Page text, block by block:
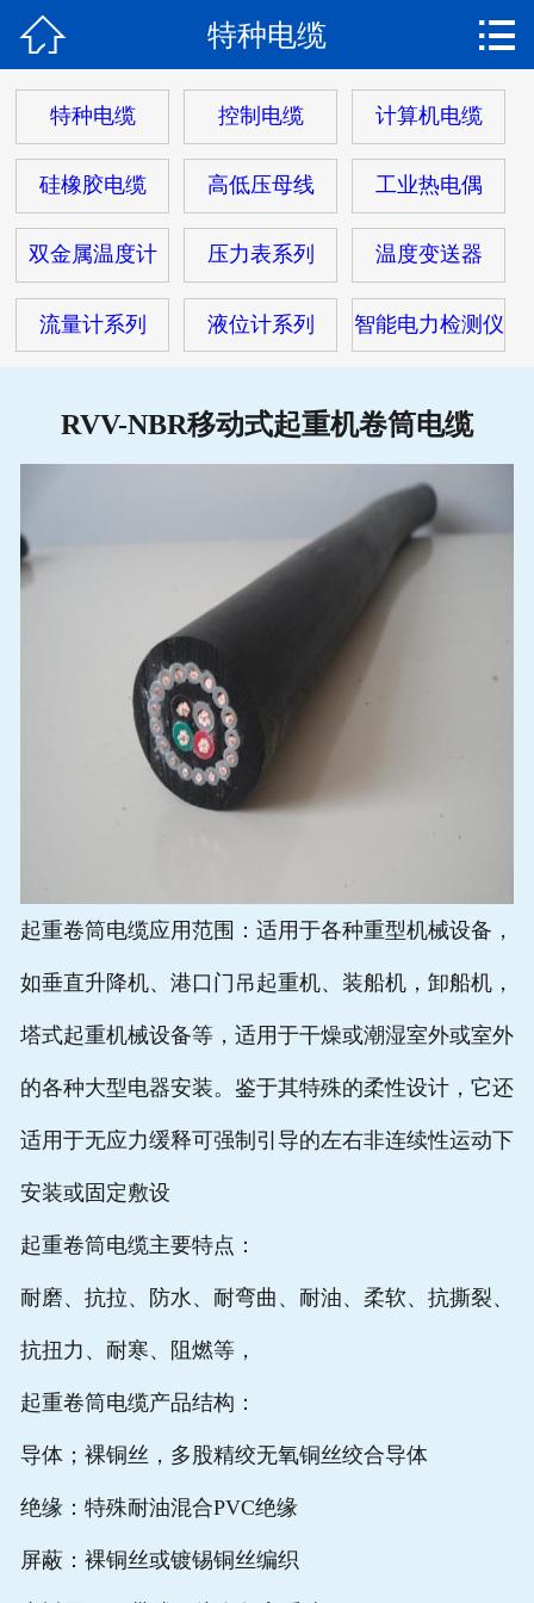
关于我们
产品中心
热门电缆
客户服务
联系我们
 特种电缆 
特种电缆 控制电缆 计算机电缆
硅橡胶电缆 高低压母线 工业热电偶
双金属温度计 压力表系列 温度变送器
流量计系列 液位计系列 智能电力检测仪
RVV-NBR移动式起重机卷筒电缆
起重卷筒电缆应用范围：适用于各种重型机械设备，
如垂直升降机、港口门吊起重机、装船机，卸船机，
塔式起重机械设备等，适用于干燥或潮湿室外或室外
的各种大型电器安装。鉴于其特殊的柔性设计，它还
适用于无应力缓释可强制引导的左右非连续性运动下
安装或固定敷设
起重卷筒电缆主要特点：
耐磨、抗拉、防水、耐弯曲、耐油、柔软、抗撕裂、
抗扭力、耐寒、阻燃等，
起重卷筒电缆产品结构：
导体；裸铜丝，多股精绞无氧铜丝绞合导体
绝缘：特殊耐油混合PVC绝缘
屏蔽：裸铜丝或镀锡铜丝编织